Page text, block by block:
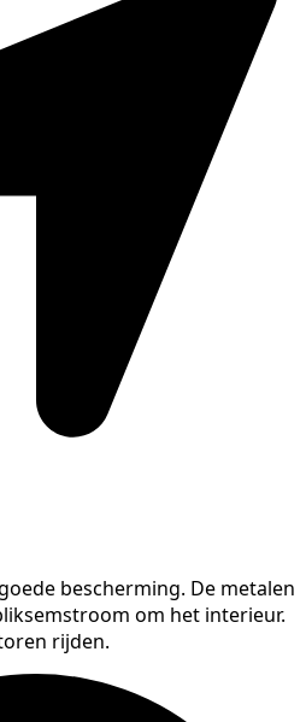
bescherming. De metalen
om het interieur.
rijden.